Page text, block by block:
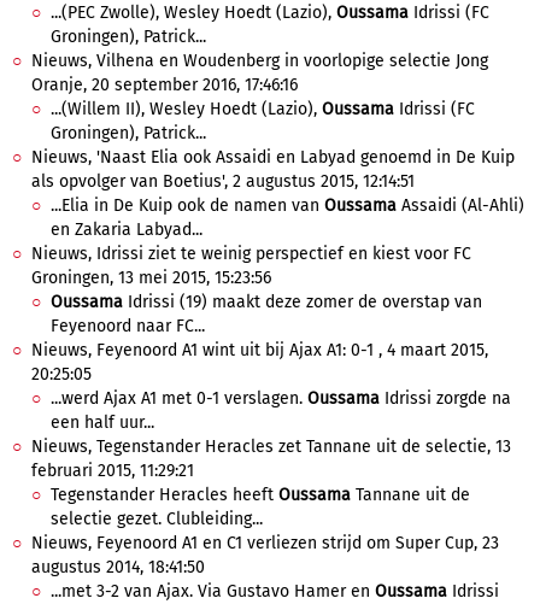
...(PEC Zwolle), Wesley Hoedt (Lazio), Oussama Idrissi (FC
Groningen), Patrick...
Nieuws, Vilhena en Woudenberg in voorlopige selectie Jong
Oranje, 20 september 2016, 17:46:16
...(Willem II), Wesley Hoedt (Lazio), Oussama Idrissi (FC
Groningen), Patrick...
Nieuws, 'Naast Elia ook Assaidi en Labyad genoemd in De Kuip
als opvolger van Boetius', 2 augustus 2015, 12:14:51
...Elia in De Kuip ook de namen van Oussama Assaidi (Al-Ahli)
en Zakaria Labyad...
Nieuws, Idrissi ziet te weinig perspectief en kiest voor FC
Groningen, 13 mei 2015, 15:23:56
Oussama Idrissi (19) maakt deze zomer de overstap van
Feyenoord naar FC...
Nieuws, Feyenoord A1 wint uit bij Ajax A1: 0-1 , 4 maart 2015,
20:25:05
...werd Ajax A1 met 0-1 verslagen. Oussama Idrissi zorgde na
een half uur...
Nieuws, Tegenstander Heracles zet Tannane uit de selectie, 13
februari 2015, 11:29:21
Tegenstander Heracles heeft Oussama Tannane uit de
selectie gezet. Clubleiding...
Nieuws, Feyenoord A1 en C1 verliezen strijd om Super Cup, 23
augustus 2014, 18:41:50
...met 3-2 van Ajax. Via Gustavo Hamer en Oussama Idrissi